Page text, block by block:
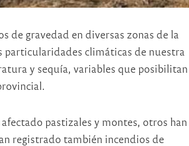
de gravedad en diversas zonas de la
particularidades climáticas de nuestra
y sequía, variables que posibilitan
pastizales y montes, otros han
registrado también incendios de